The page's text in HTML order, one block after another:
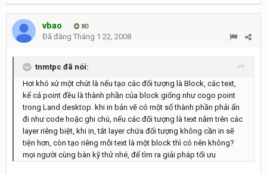
vbao 80
Đã đăng Tháng 1 22, 2008
tnmtpc đã nói:
Hơi khó xử một chút là nếu tạo các đối tượng là Block, các text,
kể cả point đều là thành phần của block giống như cogo point
trong Land desktop. khi in bản vẽ có một số thành phần phải ẩn
đi như code hoặc ghi chú, nếu các đối tượng là text nằm trên các
layer riêng biệt, khi in, tắt layer chứa đối tượng không cần in sẽ
tiện hơn, còn tạo riêng mỗi text là một block thì có nên không?
mọi người cùng bàn kỹ thử nhé, để tìm ra giải pháp tối ưu